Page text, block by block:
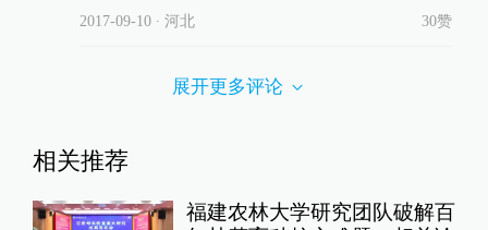
2017-09-10∙ 河北 30赞
展开更多评论
相关推荐
福建农林大学研究团队破解百